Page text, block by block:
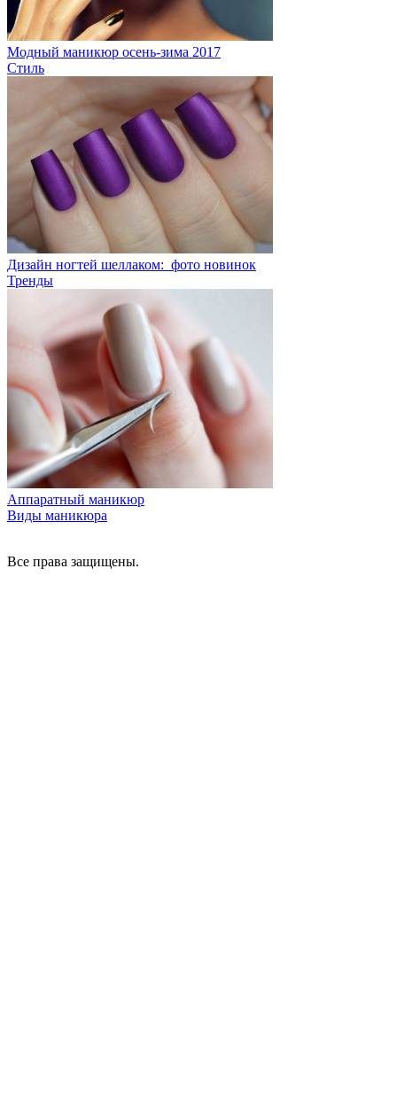
Модный маникюр осень-зима 2017
Стиль
Дизайн ногтей шеллаком: фото новинок
Тренды
Аппаратный маникюр
Виды маникюра
Все права защищены.